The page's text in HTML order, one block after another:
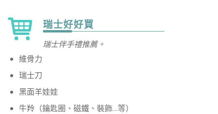
瑞士好好買
瑞士伴手禮推薦。
維骨力
瑞士刀
黑面羊娃娃
牛羚（鑰匙圈、磁鐵、裝飾…等）